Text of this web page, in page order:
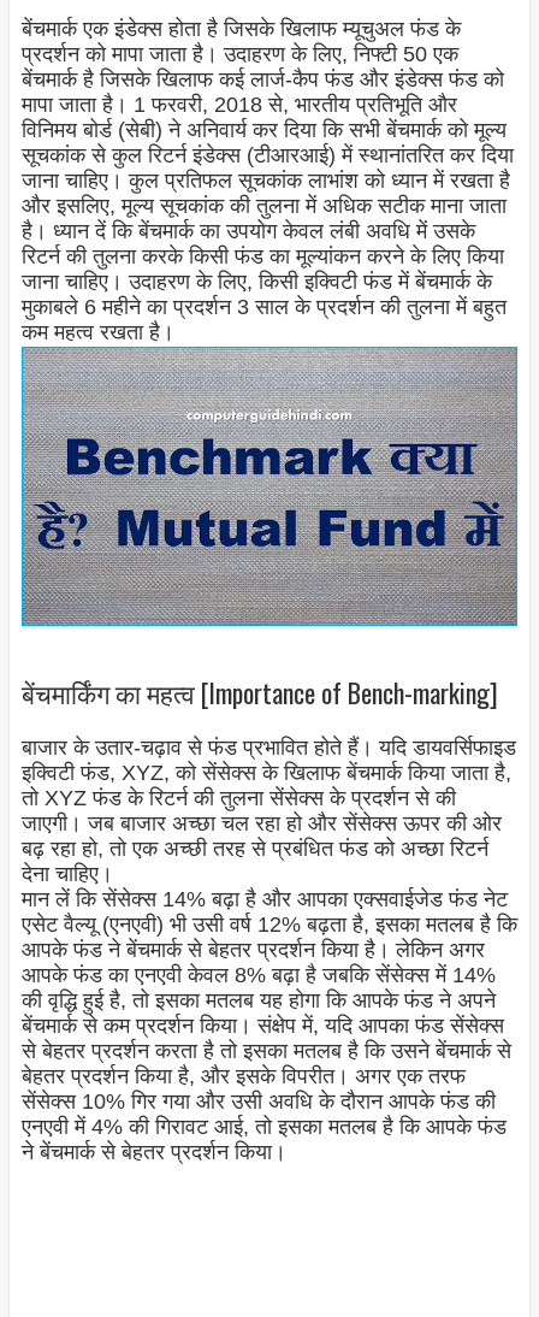
बेंचमार्क एक इंडेक्स होता है जिसके खिलाफ म्यूचुअल फंड के
प्रदर्शन को मापा जाता है। उदाहरण के लिए, निफ्टी 50 एक
बेंचमार्क है जिसके खिलाफ कई लार्ज-कैप फंड और इंडेक्स फंड को
मापा जाता है। 1 फरवरी, 2018 से, भारतीय प्रतिभूति और
विनिमय बोर्ड (सेबी) ने अनिवार्य कर दिया कि सभी बेंचमार्क को मूल्य
सूचकांक से कुल रिटर्न इंडेक्स (टीआरआई) में स्थानांतरित कर दिया
जाना चाहिए। कुल प्रतिफल सूचकांक लाभांश को ध्यान में रखता है
और इसलिए, मूल्य सूचकांक की तुलना में अधिक सटीक माना जाता
है। ध्यान दें कि बेंचमार्क का उपयोग केवल लंबी अवधि में उसके
रिटर्न की तुलना करके किसी फंड का मूल्यांकन करने के लिए किया
जाना चाहिए। उदाहरण के लिए, किसी इक्विटी फंड में बेंचमार्क के
मुकाबले 6 महीने का प्रदर्शन 3 साल के प्रदर्शन की तुलना में बहुत
कम महत्व रखता है।
बेंचमार्किंग का महत्व [Importance of Bench-marking]
बाजार के उतार-चढ़ाव से फंड प्रभावित होते हैं। यदि डायवर्सिफाइड
इक्विटी फंड, XYZ, को सेंसेक्स के खिलाफ बेंचमार्क किया जाता है,
तो XYZ फंड के रिटर्न की तुलना सेंसेक्स के प्रदर्शन से की
जाएगी। जब बाजार अच्छा चल रहा हो और सेंसेक्स ऊपर की ओर
बढ़ रहा हो, तो एक अच्छी तरह से प्रबंधित फंड को अच्छा रिटर्न
देना चाहिए।
मान लें कि सेंसेक्स 14% बढ़ा है और आपका एक्सवाईजेड फंड नेट
एसेट वैल्यू (एनएवी) भी उसी वर्ष 12% बढ़ता है, इसका मतलब है कि
आपके फंड ने बेंचमार्क से बेहतर प्रदर्शन किया है। लेकिन अगर
आपके फंड का एनएवी केवल 8% बढ़ा है जबकि सेंसेक्स में 14%
की वृद्धि हुई है, तो इसका मतलब यह होगा कि आपके फंड ने अपने
बेंचमार्क से कम प्रदर्शन किया। संक्षेप में, यदि आपका फंड सेंसेक्स
से बेहतर प्रदर्शन करता है तो इसका मतलब है कि उसने बेंचमार्क से
बेहतर प्रदर्शन किया है, और इसके विपरीत। अगर एक तरफ
सेंसेक्स 10% गिर गया और उसी अवधि के दौरान आपके फंड की
एनएवी में 4% की गिरावट आई, तो इसका मतलब है कि आपके फंड
ने बेंचमार्क से बेहतर प्रदर्शन किया।